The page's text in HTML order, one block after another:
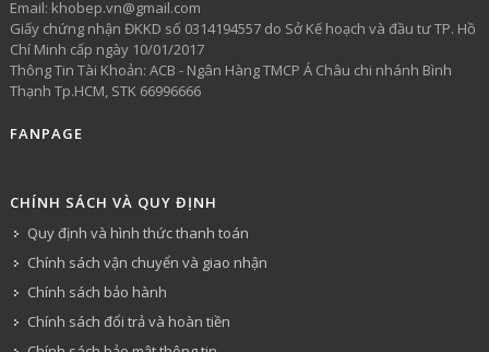
Email: khobep.vn@gmail.com
Giấy chứng nhận ĐKKD số 0314194557 do Sở Kế hoạch và đầu tư TP. Hồ
Chí Minh cấp ngày 10/01/2017
Thông Tin Tài Khoản: ACB - Ngân Hàng TMCP Á Châu chi nhánh Bình
Thạnh Tp.HCM, STK 66996666
FANPAGE
CHÍNH SÁCH VÀ QUY ĐỊNH
Quy định và hình thức thanh toán
Chính sách vận chuyển và giao nhận
Chính sách bảo hành
Chính sách đổi trả và hoàn tiền